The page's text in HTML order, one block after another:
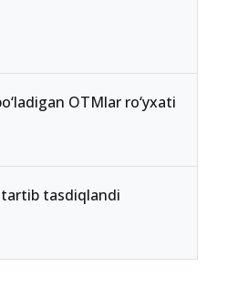
OTMlar ro‘yxati
tasdiqlandi